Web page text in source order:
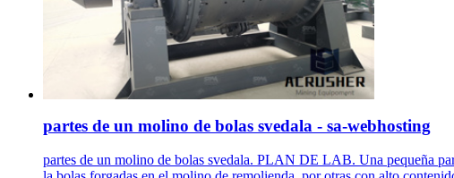
partes de un molino de bolas svedala - sa-webhosting
partes de un molino de bolas svedala. PLAN DE LAB. Una pequeña